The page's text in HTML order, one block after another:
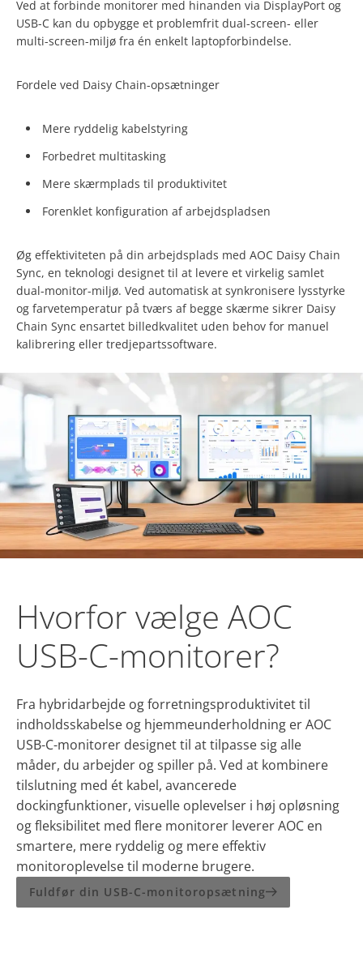
Ved at forbinde monitorer med hinanden via DisplayPort og
USB-C kan du opbygge et problemfrit dual-screen- eller
multi-screen-miljø fra én enkelt laptopforbindelse.
Fordele ved Daisy Chain-opsætninger
Mere ryddelig kabelstyring
Forbedret multitasking
Mere skærmplads til produktivitet
Forenklet konfiguration af arbejdspladsen
Øg effektiviteten på din arbejdsplads med AOC Daisy Chain
Sync, en teknologi designet til at levere et virkelig samlet
dual-monitor-miljø. Ved automatisk at synkronisere lysstyrke
og farvetemperatur på tværs af begge skærme sikrer Daisy
Chain Sync ensartet billedkvalitet uden behov for manuel
kalibrering eller tredjepartssoftware.
Hvorfor vælge AOC
USB-C-monitorer?
Fra hybridarbejde og forretningsproduktivitet til
indholdsskabelse og hjemmeunderholdning er AOC
USB-C-monitorer designet til at tilpasse sig alle
måder, du arbejder og spiller på. Ved at kombinere
tilslutning med ét kabel, avancerede
dockingfunktioner, visuelle oplevelser i høj opløsning
og fleksibilitet med flere monitorer leverer AOC en
smartere, mere ryddelig og mere effektiv
monitoroplevelse til moderne brugere.
Fuldfør din USB-C-monitoropsætning